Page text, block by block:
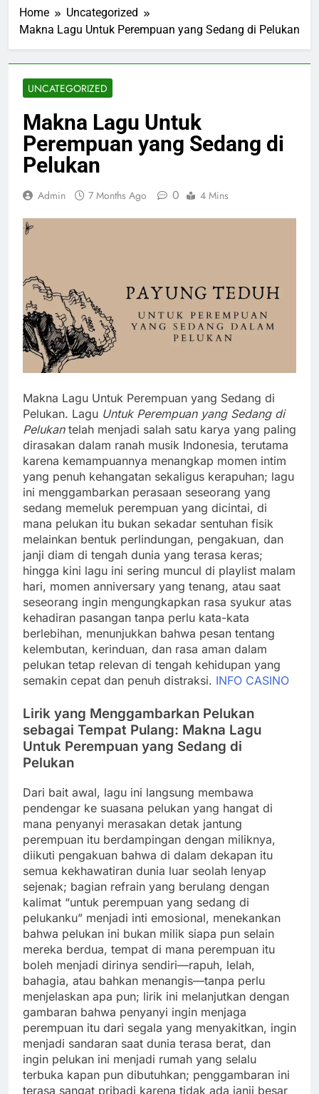
Home
Uncategorized
Makna Lagu Untuk Perempuan yang Sedang di Pelukan
UNCATEGORIZED
Makna Lagu Untuk
Perempuan yang Sedang di
Pelukan
Admin 7 Months Ago 0 4 Mins
Makna Lagu Untuk Perempuan yang Sedang di
Pelukan. Lagu Untuk Perempuan yang Sedang di
Pelukantelah menjadi salah satu karya yang paling
dirasakan dalam ranah musik Indonesia, terutama
karena kemampuannya menangkap momen intim
yang penuh kehangatan sekaligus kerapuhan; lagu
ini menggambarkan perasaan seseorang yang
sedang memeluk perempuan yang dicintai, di
mana pelukan itu bukan sekadar sentuhan fisik
melainkan bentuk perlindungan, pengakuan, dan
janji diam di tengah dunia yang terasa keras;
hingga kini lagu ini sering muncul di playlist malam
hari, momen anniversary yang tenang, atau saat
seseorang ingin mengungkapkan rasa syukur atas
kehadiran pasangan tanpa perlu kata-kata
berlebihan, menunjukkan bahwa pesan tentang
kelembutan, kerinduan, dan rasa aman dalam
pelukan tetap relevan di tengah kehidupan yang
semakin cepat dan penuh distraksi. INFO CASINO
Lirik yang Menggambarkan Pelukan
sebagai Tempat Pulang: Makna Lagu
Untuk Perempuan yang Sedang di
Pelukan
Dari bait awal, lagu ini langsung membawa
pendengar ke suasana pelukan yang hangat di
mana penyanyi merasakan detak jantung
perempuan itu berdampingan dengan miliknya,
diikuti pengakuan bahwa di dalam dekapan itu
semua kekhawatiran dunia luar seolah lenyap
sejenak; bagian refrain yang berulang dengan
kalimat “untuk perempuan yang sedang di
pelukanku” menjadi inti emosional, menekankan
bahwa pelukan ini bukan milik siapa pun selain
mereka berdua, tempat di mana perempuan itu
boleh menjadi dirinya sendiri—rapuh, lelah,
bahagia, atau bahkan menangis—tanpa perlu
menjelaskan apa pun; lirik ini melanjutkan dengan
gambaran bahwa penyanyi ingin menjaga
perempuan itu dari segala yang menyakitkan, ingin
menjadi sandaran saat dunia terasa berat, dan
ingin pelukan ini menjadi rumah yang selalu
terbuka kapan pun dibutuhkan; penggambaran ini
terasa sangat pribadi karena tidak ada janji besar